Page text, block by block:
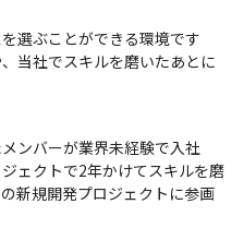
選ぶことができる環境です
当社でスキルを磨いたあとに
ンバーが業界未経験で入社
ェクトで2年かけてスキルを磨
新規開発プロジェクトに参画